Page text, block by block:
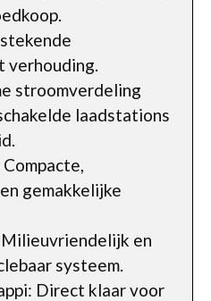
stroomverdeling
laadstations
gemakkelijke
en
systeem.
Direct klaar voor